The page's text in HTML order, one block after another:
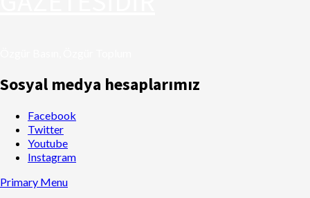
Sosyal medya hesaplarımız
Facebook
Twitter
Youtube
Instagram
Primary Menu